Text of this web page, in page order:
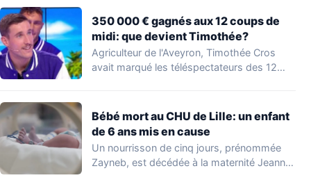
350 000 € gagnés aux 12 coups de
midi: que devient Timothée?
Agriculteur de l'Aveyron, Timothée Cros
avait marqué les téléspectateurs des 12
Bébé mort au CHU de Lille: un enfant
de 6 ans mis en cause
Un nourrisson de cinq jours, prénommée
Zayneb, est décédée à la maternité Jeanne